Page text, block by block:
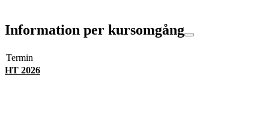
Information per kursomgång
Termin
HT 2026